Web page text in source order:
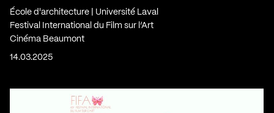
École d'architecture | Université Laval
Festival International du Film sur l’Art
Cinéma Beaumont
14.03.2025